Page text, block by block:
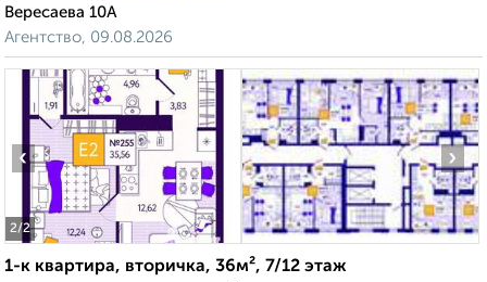
Вересаева 10А
Агентство, 09.08.2026
2/2
‹ ›
1-к квартира, вторичка, 36м², 7/12 этаж